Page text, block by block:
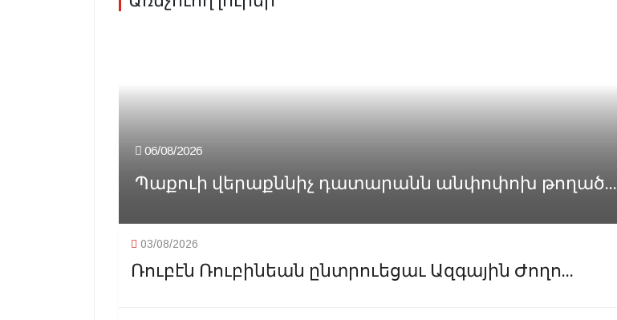
06/08/2026
Պաքուի վերաքննիչ դատարանն անփոփոխ թողած...
03/08/2026
Ռուբէն Ռուբինեան ընտրուեցաւ Ազգային Ժողո...